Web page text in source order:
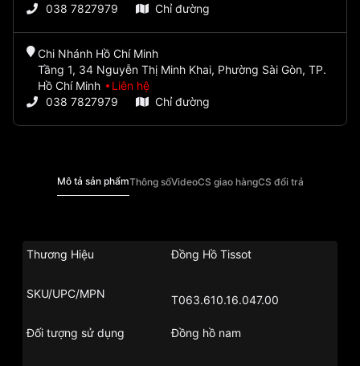
038 7827979
Chỉ đường
Chi Nhánh Hồ Chí Minh
Tầng 1, 34 Nguyễn Thị Minh Khai, Phường Sài Gòn, TP.
Hồ Chí Minh
Liên hệ
038 7827979
Chỉ đường
Mô tả sản phẩmThông sốVideoCS giao hàngCS đổi trả
Thương Hiệu Đồng Hồ Tissot
SKU/UPC/MPN T063.610.16.047.00
Đối tượng sử dụng Đồng hồ nam